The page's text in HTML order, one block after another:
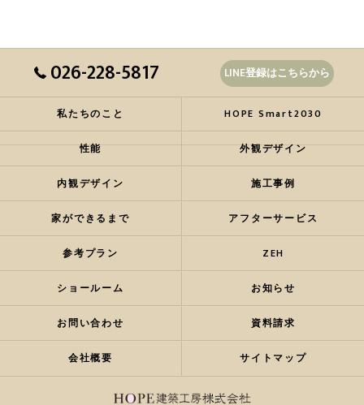
026-228-5817 LINE登録はこちらから
私たちのこと HOPE Smart2030
性能 外観デザイン
内観デザイン 施工事例
家ができるまで アフターサービス
参考プラン ZEH
ショールーム お知らせ
お問い合わせ 資料請求
会社概要 サイトマップ